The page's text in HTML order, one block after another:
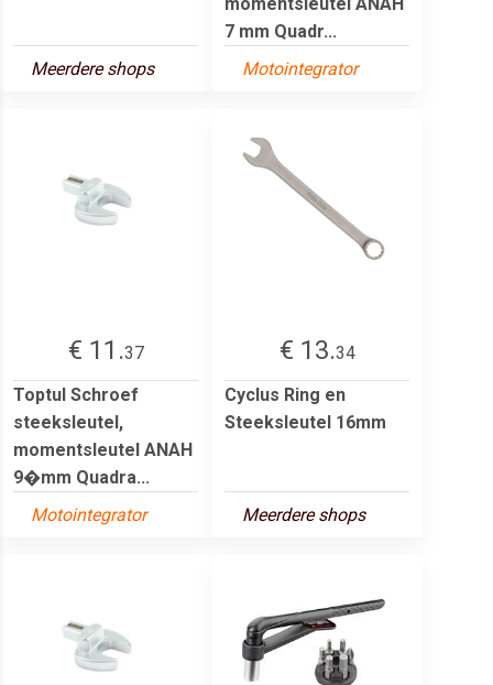
Meerdere shops
7 mm Quadr...
Motointegrator
€ 11.37
Toptul Schroef
steeksleutel,
momentsleutel ANAH
9�mm Quadra...
Motointegrator
€ 13.34
Cyclus Ring en
Steeksleutel 16mm
Meerdere shops